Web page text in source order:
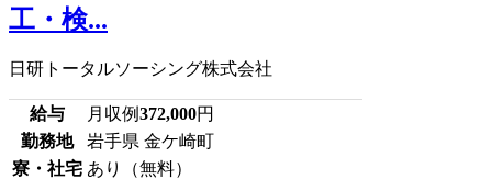
工・検...
日研トータルソーシング株式会社
給与 月収例372,000円
勤務地
岩手県 金ケ崎町
寮・社宅 あり（無料）